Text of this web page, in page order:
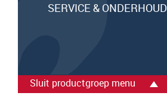
SERVICE & ONDERHOUD
Sluit productgroep menu